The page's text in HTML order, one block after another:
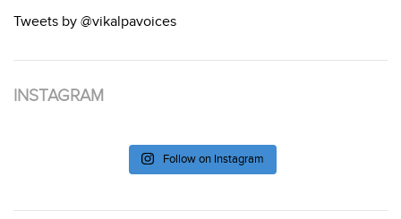
Tweets by @vikalpavoices
INSTAGRAM
Follow on Instagram